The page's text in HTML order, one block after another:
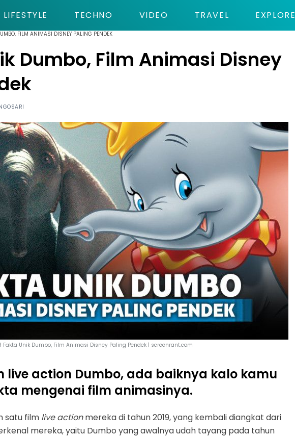
LIFESTYLE TECHNO VIDEO TRAVEL EXPLORE
FILM ANIMASI DISNEY PALING PENDEK
Dumbo, Film Animasi Disney
Fakta Unik Dumbo, Film Animasi Disney Paling Pendek | screenrant.com
live action Dumbo, ada baiknya kalo kamu
mengenai film animasinya.
satu film live actionmereka di tahun 2019, yang kembali diangkat dari
mereka, yaitu Dumbo yang awalnya udah tayang pada tahun